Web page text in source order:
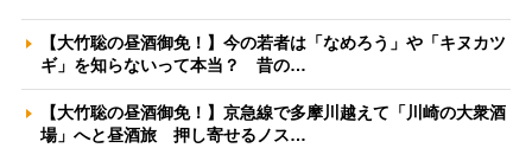
【大竹聡の昼酒御免！】今の若者は「なめろう」や「キヌカツ
ギ」を知らないって本当？ 昔の…
【大竹聡の昼酒御免！】京急線で多摩川越えて「川崎の大衆酒
場」へと昼酒旅 押し寄せるノス…